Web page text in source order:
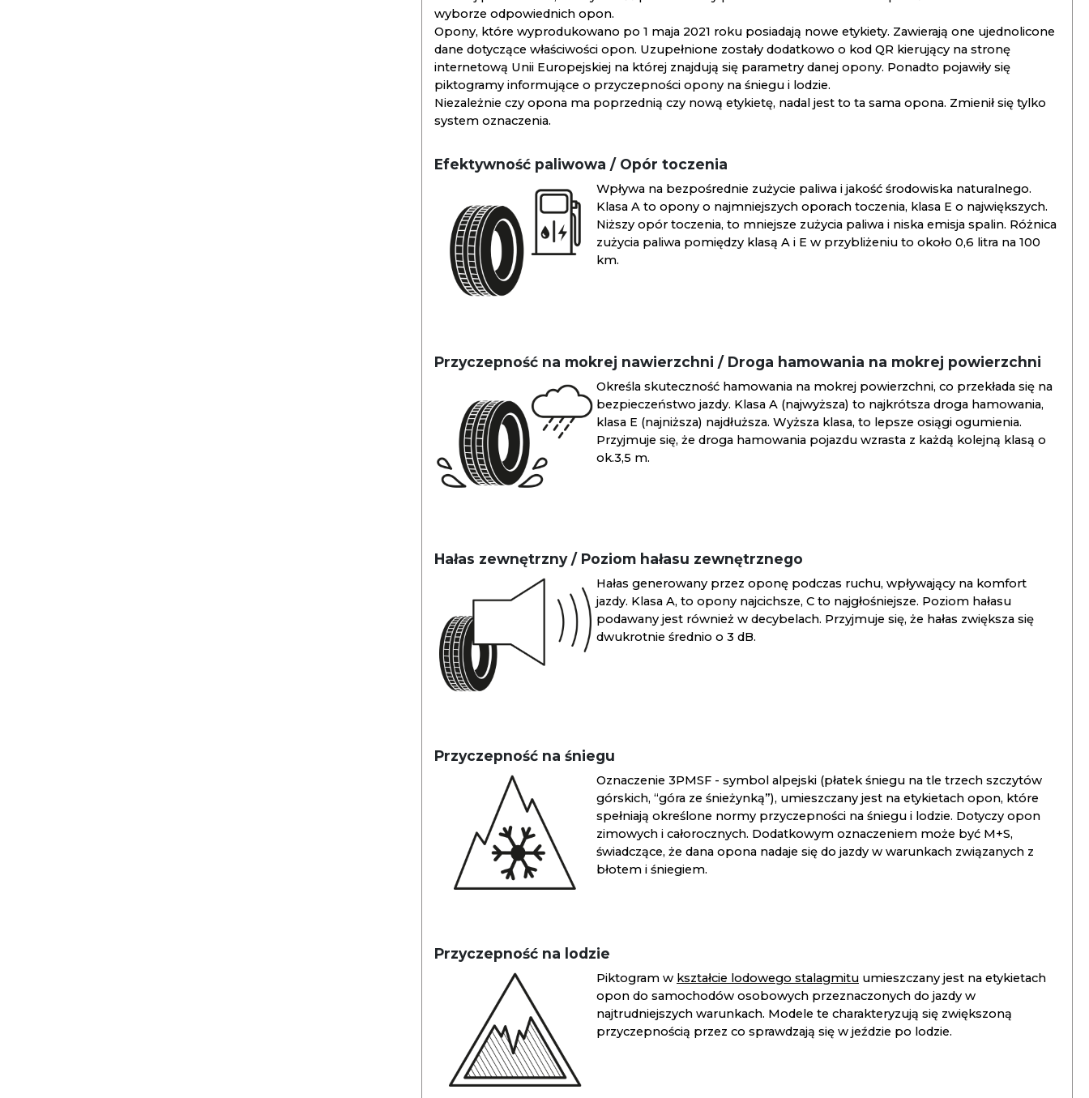
wyborze odpowiednich opon.
Opony, które wyprodukowano po 1 maja 2021 roku posiadają nowe etykiety. Zawierają one ujednolicone
dane dotyczące właściwości opon. Uzupełnione zostały dodatkowo o kod QR kierujący na stronę
internetową Unii Europejskiej na której znajdują się parametry danej opony. Ponadto pojawiły się
piktogramy informujące o przyczepności opony na śniegu i lodzie.
Niezależnie czy opona ma poprzednią czy nową etykietę, nadal jest to ta sama opona. Zmienił się tylko
system oznaczenia.
Efektywność paliwowa / Opór toczenia
Wpływa na bezpośrednie zużycie paliwa i jakość środowiska naturalnego.
Klasa A to opony o najmniejszych oporach toczenia, klasa E o największych.
Niższy opór toczenia, to mniejsze zużycia paliwa i niska emisja spalin. Różnica
zużycia paliwa pomiędzy klasą A i E w przybliżeniu to około 0,6 litra na 100
km.
Przyczepność na mokrej nawierzchni / Droga hamowania na mokrej powierzchni
Określa skuteczność hamowania na mokrej powierzchni, co przekłada się na
bezpieczeństwo jazdy. Klasa A (najwyższa) to najkrótsza droga hamowania,
klasa E (najniższa) najdłuższa. Wyższa klasa, to lepsze osiągi ogumienia.
Przyjmuje się, że droga hamowania pojazdu wzrasta z każdą kolejną klasą o
ok.3,5 m.
Hałas zewnętrzny / Poziom hałasu zewnętrznego
Hałas generowany przez oponę podczas ruchu, wpływający na komfort
jazdy. Klasa A, to opony najcichsze, C to najgłośniejsze. Poziom hałasu
podawany jest również w decybelach. Przyjmuje się, że hałas zwiększa się
dwukrotnie średnio o 3 dB.
Przyczepność na śniegu
Oznaczenie 3PMSF - symbol alpejski (płatek śniegu na tle trzech szczytów
górskich, “góra ze śnieżynką”), umieszczany jest na etykietach opon, które
spełniają określone normy przyczepności na śniegu i lodzie. Dotyczy opon
zimowych i całorocznych. Dodatkowym oznaczeniem może być M+S,
świadczące, że dana opona nadaje się do jazdy w warunkach związanych z
błotem i śniegiem.
Przyczepność na lodzie
Piktogram w kształcie lodowego stalagmitu umieszczany jest na etykietach
opon do samochodów osobowych przeznaczonych do jazdy w
najtrudniejszych warunkach. Modele te charakteryzują się zwiększoną
przyczepnością przez co sprawdzają się w jeździe po lodzie.